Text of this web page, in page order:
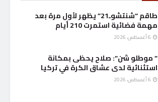
طاقم “شنتشوـ21” يظهر لأول مرة بعد
مهمة فضائية استمرت 210 أيام
” موطلو شن”: صلاح يحظى بمكانة
استثنائية لدى عشاق الكرة في تركيا